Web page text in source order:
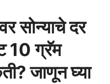
सोन्याचे दर
10 ग्रॅम
जाणून घ्या